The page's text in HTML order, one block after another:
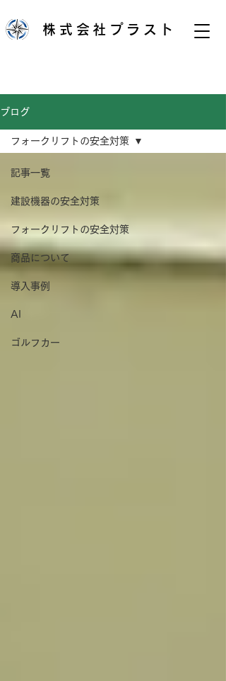
株式会社プラスト
ブログ
記事一覧
建設機器の安全対策
フォークリフトの安全対策
商品について
導入事例
AI
ゴルフカー
フォークリフトの安全対策